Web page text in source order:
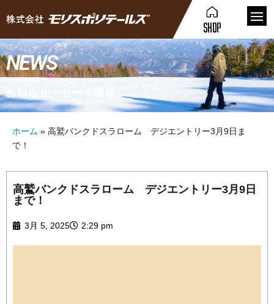
NEWS
お知らせ・セール情報
ホーム » 高鷲バンクドスラローム デジエントリー3月9日ま
で！
高鷲バンクドスラローム デジエントリー3月9日
まで！
3月 5, 2025 2:29 pm